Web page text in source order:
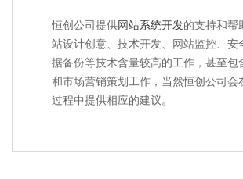
恒创公司提供网站系统开发的支持和帮
站设计创意、技术开发、网站监控、安
据备份等技术含量较高的工作，甚至包
和市场营销策划工作，当然恒创公司会
过程中提供相应的建议。